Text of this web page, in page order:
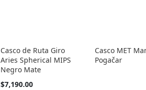
Casco de Ruta Giro
Aries Spherical MIPS
Negro Mate
$7,190.00
Casco MET
Pogačar